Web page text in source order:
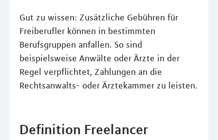
Gut zu wissen: Zusätzliche Gebühren für
Freiberufler können in bestimmten
Berufsgruppen anfallen. So sind
beispielsweise Anwälte oder Ärzte in der
Regel verpflichtet, Zahlungen an die
Rechtsanwalts- oder Ärztekammer zu leisten.
Definition Freelancer